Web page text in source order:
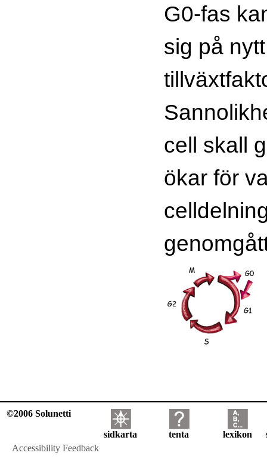
G0-fas
sig på
cell skall
ökar för
©2006 Solunetti
sidkarta tenta lexikon
Accessibility Feedback